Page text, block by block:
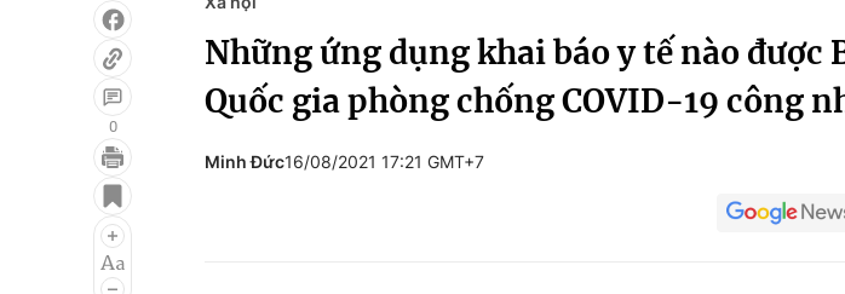
Điện ảnh
Âm nhạc
Tuyển sinh
0
Những ứng dụng khai báo y tế nào được
Quốc gia phòng chống COVID-19 công
Minh Đức16/08/2021 17:21 GMT+7